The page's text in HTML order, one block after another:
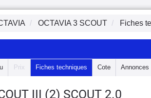
OCTAVIA 3 SCOUT Fiches
Prix Fiches techniques Cote Annonces
III (2) SCOUT 2.0